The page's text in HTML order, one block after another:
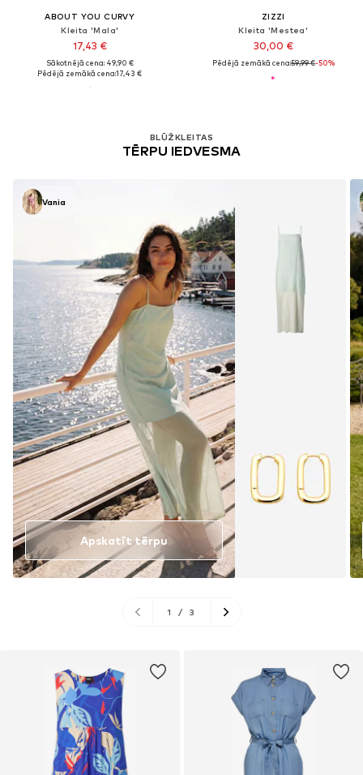
ABOUT YOU CURVY
Kleita 'Mala'
17,43 €
Sākotnējā cena: 49,90 €
Pēdējā zemākā cena:17,43 €
ZIZZI
Kleita 'Mestea'
30,00 €
Pēdējā zemākā cena:59,99 €-50%
BLŪŽKLEITAS
TĒRPU IEDVESMA
Vania
Apskatīt tērpu
1 / 3